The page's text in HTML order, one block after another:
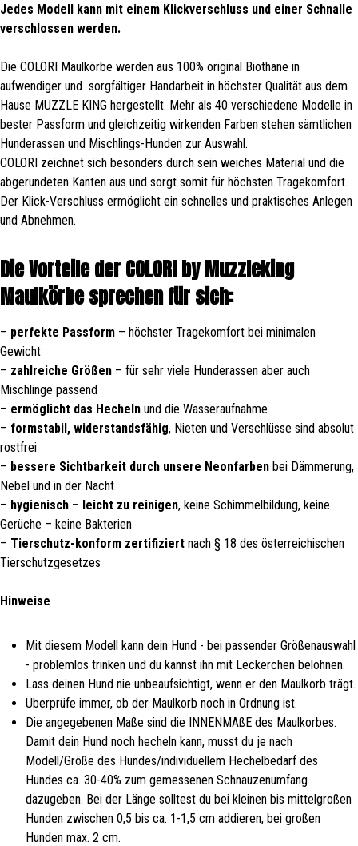
Jedes Modell kann mit einem Klickverschluss und einer Schnalle
verschlossen werden.
Die COLORI Maulkörbe werden aus 100% original Biothane in
aufwendiger und sorgfältiger Handarbeit in höchster Qualität aus dem
Hause MUZZLE KING hergestellt. Mehr als 40 verschiedene Modelle in
bester Passform und gleichzeitig wirkenden Farben stehen sämtlichen
Hunderassen und Mischlings-Hunden zur Auswahl.
COLORI zeichnet sich besonders durch sein weiches Material und die
abgerundeten Kanten aus und sorgt somit für höchsten Tragekomfort.
Der Klick-Verschluss ermöglicht ein schnelles und praktisches Anlegen
und Abnehmen.
Die Vorteile der COLORI by Muzzleking
Maulkörbe sprechen für sich:
– perfekte Passform – höchster Tragekomfort bei minimalen
Gewicht
– zahlreiche Größen – für sehr viele Hunderassen aber auch
Mischlinge passend
– ermöglicht das Hecheln und die Wasseraufnahme
– formstabil, widerstandsfähig, Nieten und Verschlüsse sind absolut
rostfrei
– bessere Sichtbarkeit durch unsere Neonfarben bei Dämmerung,
Nebel und in der Nacht
– hygienisch – leicht zu reinigen, keine Schimmelbildung, keine
Gerüche – keine Bakterien
– Tierschutz-konform zertifiziert nach § 18 des österreichischen
Tierschutzgesetzes
Hinweise
Mit diesem Modell kann dein Hund - bei passender Größenauswahl
- problemlos trinken und du kannst ihn mit Leckerchen belohnen.
Lass deinen Hund nie unbeaufsichtigt, wenn er den Maulkorb trägt.
Überprüfe immer, ob der Maulkorb noch in Ordnung ist.
Die angegebenen Maße sind die INNENMAßE des Maulkorbes.
Damit dein Hund noch hecheln kann, musst du je nach
Modell/Größe des Hundes/individuellem Hechelbedarf des
Hundes ca. 30-40% zum gemessenen Schnauzenumfang
dazugeben. Bei der Länge solltest du bei kleinen bis mittelgroßen
Hunden zwischen 0,5 bis ca. 1-1,5 cm addieren, bei großen
Hunden max. 2 cm.